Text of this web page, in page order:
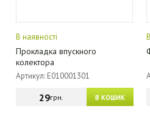
В наявності
Прокладка впускного
колектора
Артикул: E010001301
В КОШИК
29грн.